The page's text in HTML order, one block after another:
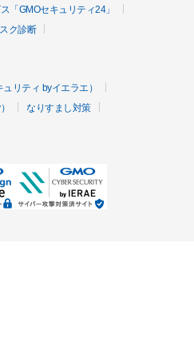
「GMOセキュリティ24」
ク診断
リティ byイエラエ）
なりすまし対策